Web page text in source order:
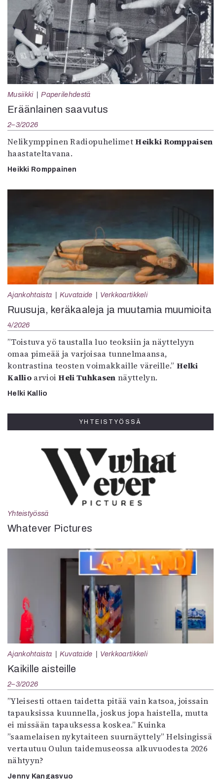
Musiikki Paperilehdestä
Eräänlainen saavutus
2–3/2026
Nelikymppinen RadiopuhelimetHeikki Romppaisen
haastateltavana.
Heikki Romppainen
Ajankohtaista Kuvataide Verkkoartikkeli
Ruusuja, keräkaaleja ja muutamia muumioita
4/2026
”Toistuva yö taustalla luo teoksiin ja näyttelyyn
omaa pimeää ja varjoisaa tunnelmaansa,
kontrastina teosten voimakkaille väreille.”Helki
KallioarvioiHeli Tuhkasen näyttelyn.
Helki Kallio
YHTEISTYÖSSÄ
Yhteistyössä
Whatever Pictures
Ajankohtaista Kuvataide Verkkoartikkeli
Kaikille aisteille
2–3/2026
”Yleisesti ottaen taidetta pitää vain katsoa, joissain
tapauksissa kuunnella, joskus jopa haistella, mutta
ei missään tapauksessa koskea.” Kuinka
”saamelaisen nykytaiteen suurnäyttely” Helsingissä
vertautuu Oulun taidemuseossa alkuvuodesta 2026
nähtyyn?
Jenny Kangasvuo